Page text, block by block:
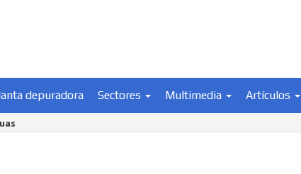
depuradora Sectores Multimedia Artículos